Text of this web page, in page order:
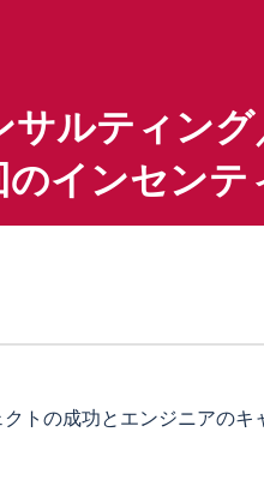
サルティン
インセンテ
トの成功とエンジニアのキ